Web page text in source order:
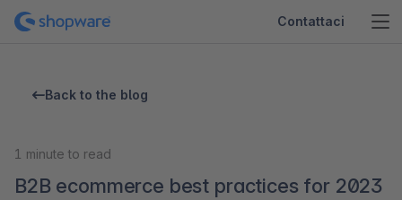
Contattaci
Back to the blog
1 minute to read
B2B ecommerce best practices for 2023